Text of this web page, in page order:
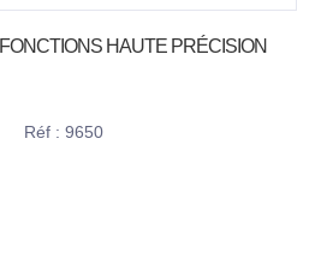
HAUTE PRÉCISION
Réf : 9650